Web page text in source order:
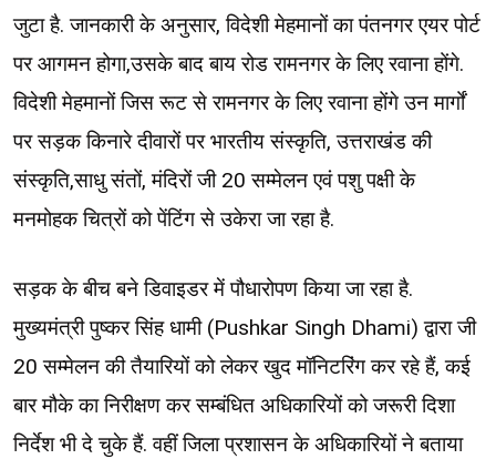
जुटा है. जानकारी के अनुसार, विदेशी मेहमानों का पंतनगर एयर पोर्ट
पर आगमन होगा,उसके बाद बाय रोड रामनगर के लिए रवाना होंगे.
विदेशी मेहमानों जिस रूट से रामनगर के लिए रवाना होंगे उन मार्गों
पर सड़क किनारे दीवारों पर भारतीय संस्कृति, उत्तराखंड की
संस्कृति,साधु संतों, मंदिरों जी 20 सम्मेलन एवं पशु पक्षी के
मनमोहक चित्रों को पेंटिंग से उकेरा जा रहा है.
सड़क के बीच बने डिवाइडर में पौधारोपण किया जा रहा है.
मुख्यमंत्री पुष्कर सिंह धामी (Pushkar Singh Dhami) द्वारा जी
20 सम्मेलन की तैयारियों को लेकर खुद मॉनिटरिंग कर रहे हैं, कई
बार मौके का निरीक्षण कर सम्बंधित अधिकारियों को जरूरी दिशा
निर्देश भी दे चुके हैं. वहीं जिला प्रशासन के अधिकारियों ने बताया